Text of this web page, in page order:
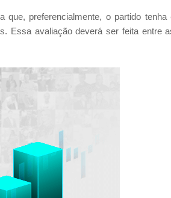
preferencialmente, o partido tenha
Essa avaliação deverá ser feita entre